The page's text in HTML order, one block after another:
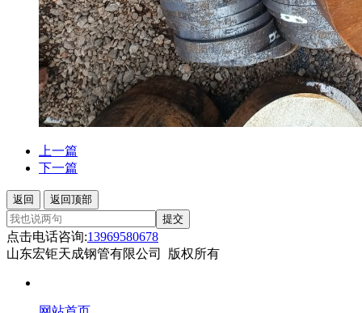
上一篇
下一篇
返回
返回顶部
提交
点击电话咨询:13969580678
山东宏钜天成钢管有限公司 版权所有